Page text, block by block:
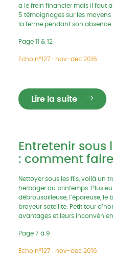
a le frein financier mais il faut
5 témoignages sur les
la ferme pendant son absence.
Page 11 & 12
Echo n°127 : nov-dec 2016
Lire la suite
Entretenir sous
: comment
Nettoyer sous les fils, voilà un
herbager au printemps.
débrousailleuse, l’épareuse, le
broyeur satellite. Petit tour
avantages et leurs
Page 7 à 9
Echo n°127 : nov-dec 2016